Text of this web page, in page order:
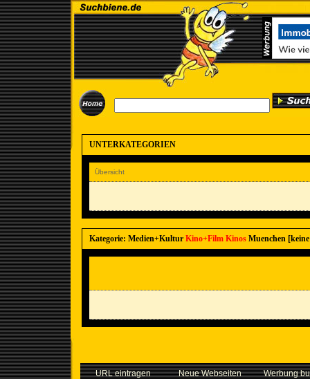
UNTERKATEGORIEN
Übersicht
Kategorie: Medien+Kultur Kino+Film KinosMuenchen
URL eintragen Neue Webseiten Werbung